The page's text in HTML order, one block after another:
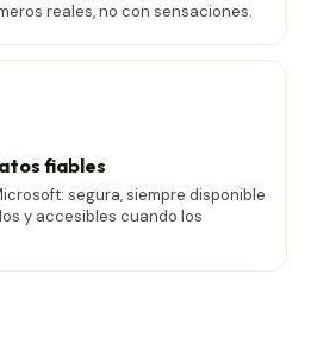
reales, no con sensaciones.
fiables
segura, siempre disponible
y accesibles cuando los